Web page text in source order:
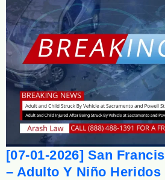
[07-01-2026] San
– Adulto Y Niño Heridos